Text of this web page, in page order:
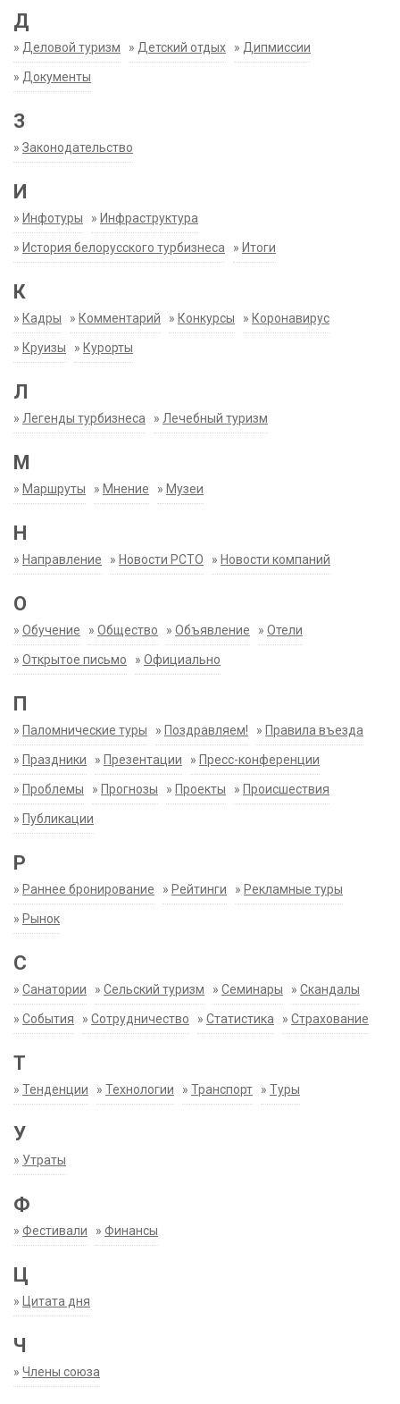
Д
» Деловой туризм » Детский отдых » Дипмиссии
» Документы
З
» Законодательство
И
» Инфотуры » Инфраструктура
» История белорусского турбизнеса » Итоги
К
» Кадры » Комментарий » Конкурсы » Коронавирус
» Круизы » Курорты
Л
» Легенды турбизнеса » Лечебный туризм
М
» Маршруты » Мнение » Музеи
Н
» Направление » Новости РСТО » Новости компаний
О
» Обучение » Общество » Объявление » Отели
» Открытое письмо » Официально
П
» Паломнические туры » Поздравляем! » Правила въезда
» Праздники » Презентации » Пресс-конференции
» Проблемы » Прогнозы » Проекты » Происшествия
» Публикации
Р
» Раннее бронирование » Рейтинги » Рекламные туры
» Рынок
С
» Санатории » Сельский туризм » Семинары » Скандалы
» События » Сотрудничество » Статистика » Страхование
Т
» Тенденции » Технологии » Транспорт » Туры
У
» Утраты
Ф
» Фестивали » Финансы
Ц
» Цитата дня
Ч
» Члены союза